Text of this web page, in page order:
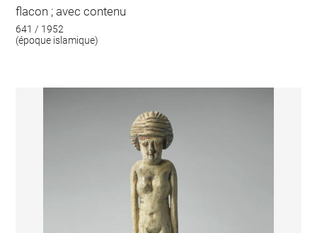
flacon ; avec contenu
641 / 1952
(époque islamique)